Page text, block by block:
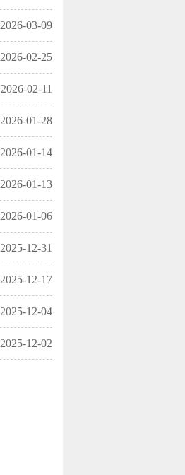
2026-03-09
2026-02-25
2026-02-11
2026-01-28
2026-01-14
2026-01-13
2026-01-06
2025-12-31
2025-12-17
2025-12-04
2025-12-02